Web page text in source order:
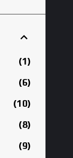
1
6
10
8
9